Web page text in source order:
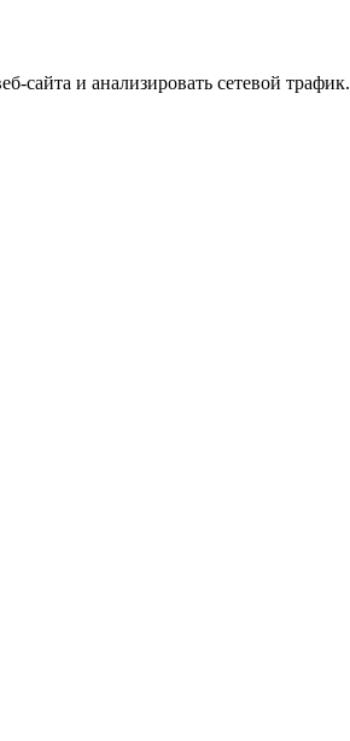
сайта и анализировать сетевой трафик.